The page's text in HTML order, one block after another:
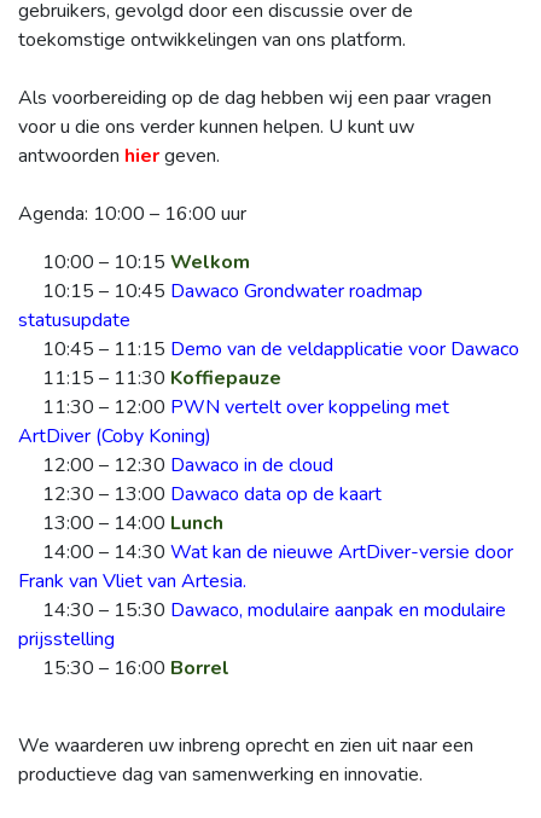
gebruikers, gevolgd door een discussie over de
toekomstige ontwikkelingen van ons platform.
Als voorbereiding op de dag hebben wij een paar vragen
voor u die ons verder kunnen helpen. U kunt uw
antwoorden hiergeven.
Agenda: 10:00 – 16:00 uur
10:00 – 10:15 Welkom
10:15 – 10:45 Dawaco Grondwater roadmap
statusupdate
10:45 – 11:15 Demo van de veldapplicatie voor Dawaco
11:15 – 11:30 Koffiepauze
11:30 – 12:00 PWN vertelt over koppeling met
ArtDiver (Coby Koning)
12:00 – 12:30 Dawaco in de cloud
12:30 – 13:00 Dawaco data op de kaart
13:00 – 14:00 Lunch
14:00 – 14:30 Wat kan de nieuwe ArtDiver-versie door
Frank van Vliet van Artesia.
14:30 – 15:30 Dawaco, modulaire aanpak en modulaire
prijsstelling
15:30 – 16:00 Borrel
We waarderen uw inbreng oprecht en zien uit naar een
productieve dag van samenwerking en innovatie.